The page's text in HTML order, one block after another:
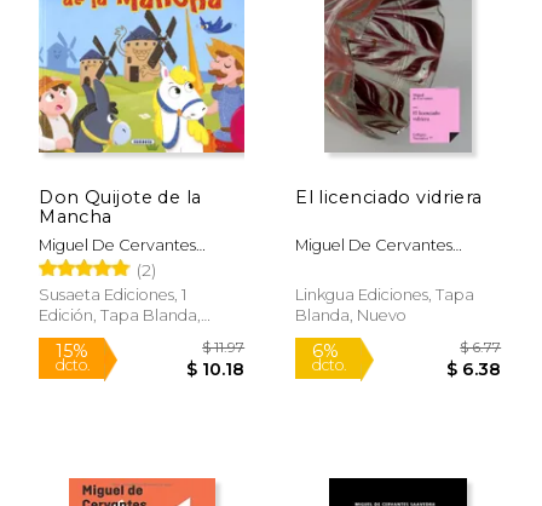
dcto.
Don Quijote de la
Mancha
Miguel De Cervantes
Saavedra
(2)
Susaeta Ediciones, 1
Edición, Tapa Blanda,
Nuevo
El licenciado vidriera
Miguel De Cervantes
Linkgua Ediciones, Tapa
Blanda, Nuevo